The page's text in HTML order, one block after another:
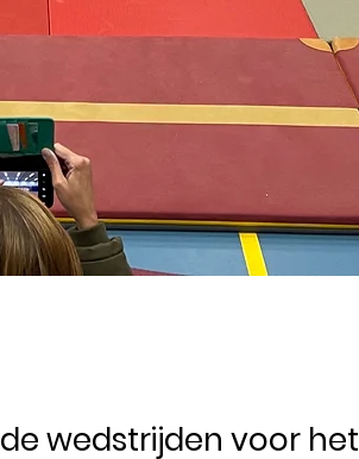
wedstrijden voor het